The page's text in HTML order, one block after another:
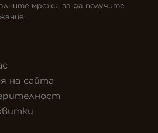
мрежи, за да получите
на сайта